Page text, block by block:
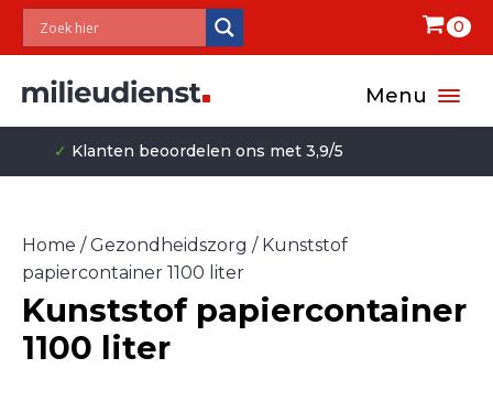
0
Menu
✓Milieuvriendelijk
Home /Gezondheidszorg / Kunststof
papiercontainer 1100 liter
Kunststof papiercontainer
1100 liter